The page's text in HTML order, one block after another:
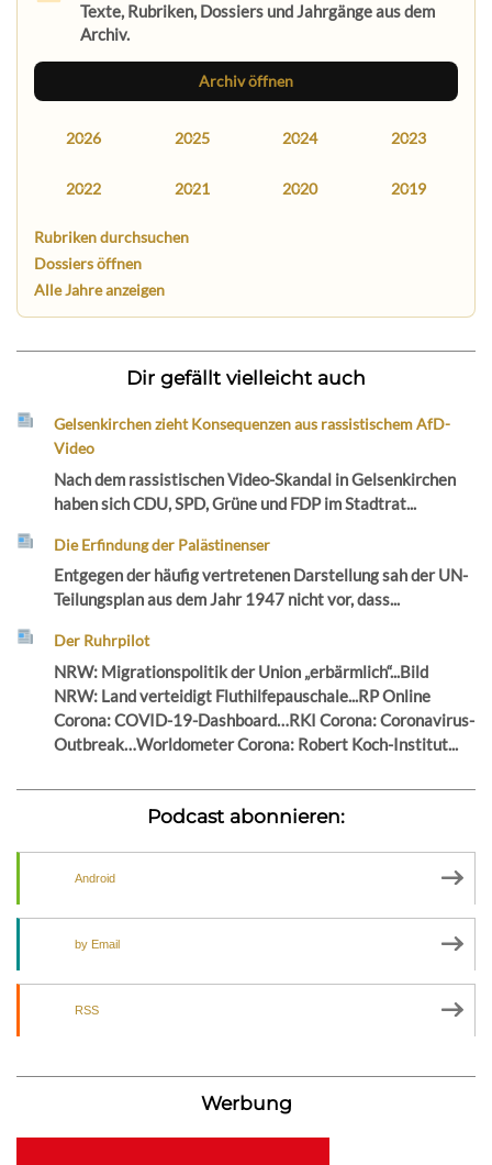
Texte, Rubriken, Dossiers und Jahrgänge aus dem
Archiv.
Archiv öffnen
2026 2025 2024 2023
2022 2021 2020 2019
Rubriken durchsuchen
Dossiers öffnen
Alle Jahre anzeigen
Dir gefällt vielleicht auch
Gelsenkirchen zieht Konsequenzen aus rassistischem AfD-
Video
Nach dem rassistischen Video-Skandal in Gelsenkirchen
haben sich CDU, SPD, Grüne und FDP im Stadtrat...
Die Erfindung der Palästinenser
Entgegen der häufig vertretenen Darstellung sah der UN-
Teilungsplan aus dem Jahr 1947 nicht vor, dass...
Der Ruhrpilot
NRW: Migrationspolitik der Union „erbärmlich“...Bild
NRW: Land verteidigt Fluthilfepauschale...RP Online
Corona: COVID-19-Dashboard…RKI Corona: Coronavirus-
Outbreak…Worldometer Corona: Robert Koch-Institut...
Podcast abonnieren:
Android
by Email
RSS
Werbung